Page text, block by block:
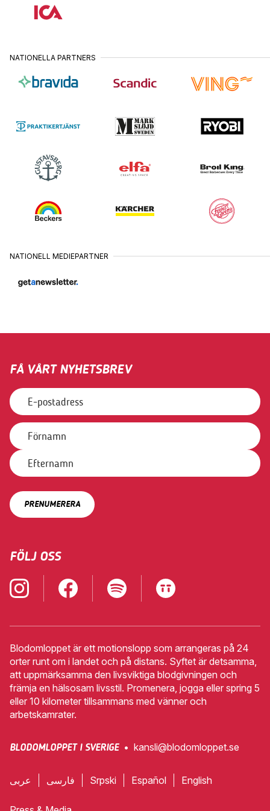
NATIONELLA PARTNERS
NATIONELL MEDIEPARTNER
FÅ VÅRT NYHETSBREV
FÖLJ OSS
Blodomloppet är ett motionslopp som arrangeras på 24
orter runt om i landet och på distans. Syftet är detsamma,
att uppmärksamma den livsviktiga blodgivningen och
främja en hälsosam livsstil. Promenera, jogga eller spring 5
eller 10 kilometer tillsammans med vänner och
arbetskamrater.
BLODOMLOPPET I SVERIGE• kansli@blodomloppet.se
عربى فارسی Srpski Español English